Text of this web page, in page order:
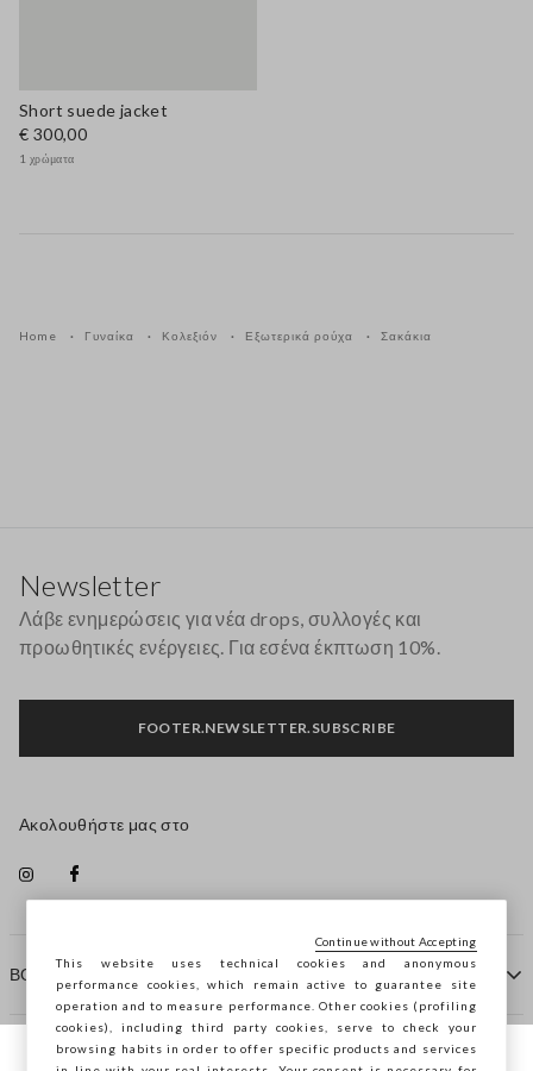
Short suede jacket
€ 300,00
1 χρώματα
Home Γυναίκα Κολεξιόν Εξωτερικά ρούχα Σακάκια
ΒΟΗΘΕΙΑ
ΠΡΑΚΤΟΡΕΙΟ
Newsletter
Λάβε ενημερώσεις για νέα drops, συλλογές και
προωθητικές ενέργειες. Για εσένα έκπτωση 10%.
FOOTER.NEWSLETTER.SUBSCRIBE
Ακολουθήστε μας στο
This website uses technical cookies and anonymous
performance cookies, which remain active to guarantee site
operation and to measure performance. Other cookies (profiling
cookies), including third party cookies, serve to check your
browsing habits in order to offer specific products and services
Continue without Accepting